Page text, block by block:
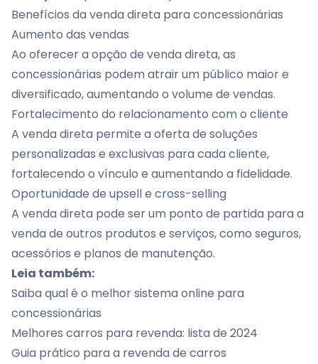
Benefícios da venda direta para concessionárias
Aumento das vendas
Ao oferecer a opção de venda direta, as
concessionárias podem atrair um público maior e
diversificado, aumentando o volume de vendas.
Fortalecimento do relacionamento com o cliente
A venda direta permite a oferta de soluções
personalizadas e exclusivas para cada cliente,
fortalecendo o vínculo e aumentando a fidelidade.
Oportunidade de upsell e cross-selling
A venda direta pode ser um ponto de partida para a
venda de outros produtos e serviços, como seguros,
acessórios e planos de manutenção.
Leia também:
Saiba qual é o melhor sistema online para
concessionárias
Melhores carros para revenda: lista de 2024
Guia prático para a revenda de carros